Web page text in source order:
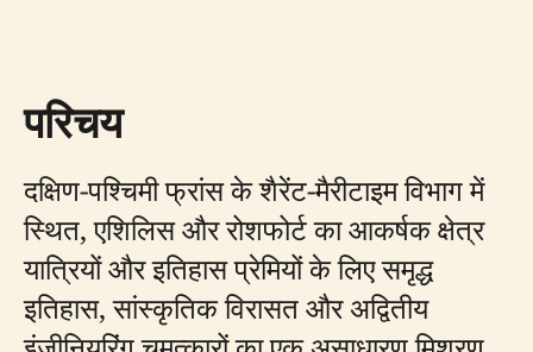
परिचय
दक्षिण-पश्चिमी फ्रांस के शैरेंट-मैरीटाइम विभाग में
स्थित, एशिलिस और रोशफोर्ट का आकर्षक क्षेत्र
यात्रियों और इतिहास प्रेमियों के लिए समृद्ध
इतिहास, सांस्कृतिक विरासत और अद्वितीय